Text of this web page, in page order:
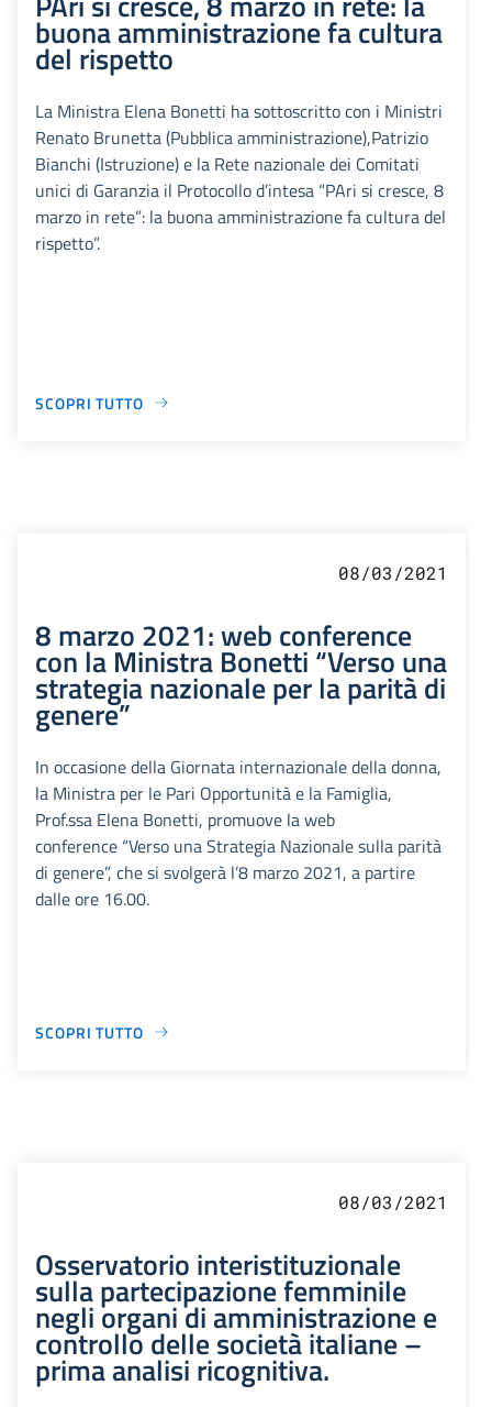
buona amministrazione fa cultura
del rispetto
La Ministra Elena Bonetti ha sottoscritto con i Ministri
Renato Brunetta (Pubblica amministrazione),Patrizio
Bianchi (Istruzione) e la Rete nazionale dei Comitati
unici di Garanzia il Protocollo d’intesa “PAri si cresce, 8
marzo in rete”: la buona amministrazione fa cultura del
rispetto”.
SCOPRI TUTTO
08/03/2021
8 marzo 2021: web conference
con la Ministra Bonetti “Verso una
strategia nazionale per la parità di
genere”
In occasione della Giornata internazionale della donna,
la Ministra per le Pari Opportunità e la Famiglia,
Prof.ssa Elena Bonetti, promuove la web
conference “Verso una Strategia Nazionale sulla parità
di genere”, che si svolgerà l’8 marzo 2021, a partire
dalle ore 16.00.
SCOPRI TUTTO
08/03/2021
Osservatorio interistituzionale
sulla partecipazione femminile
negli organi di amministrazione e
controllo delle società italiane –
prima analisi ricognitiva.